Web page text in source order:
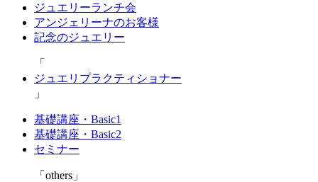
ジュエリーランチ会
アンジェリーナのお客様
記念のジュエリー
ジュエリプラクティショナー
基礎講座・Basic1
基礎講座・Basic2
セミナー
others